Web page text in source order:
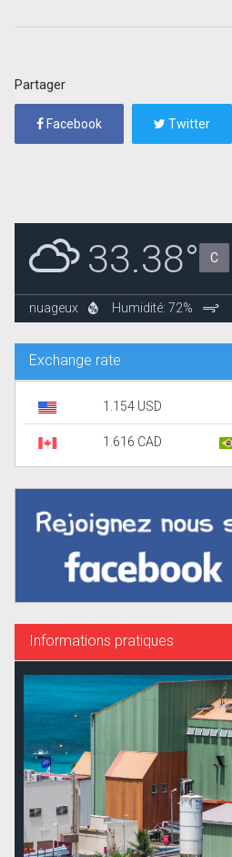
Partager
Facebook Twitter
33.38° C
nuageux Humidité: 72%
Exchange rate
1.154 USD
1.616 CAD
Informations pratiques